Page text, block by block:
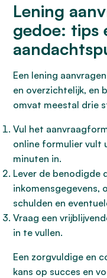
Lening
gedoe: tips
Een lening
en overzichtelijk, en
omvat meestal drie
Vul het
online formulier vult
minuten in.
Lever de benodigde
inkomensgegevens,
schulden en
Vraag een
in te vullen.
Een zorgvuldige en
kans op succes en